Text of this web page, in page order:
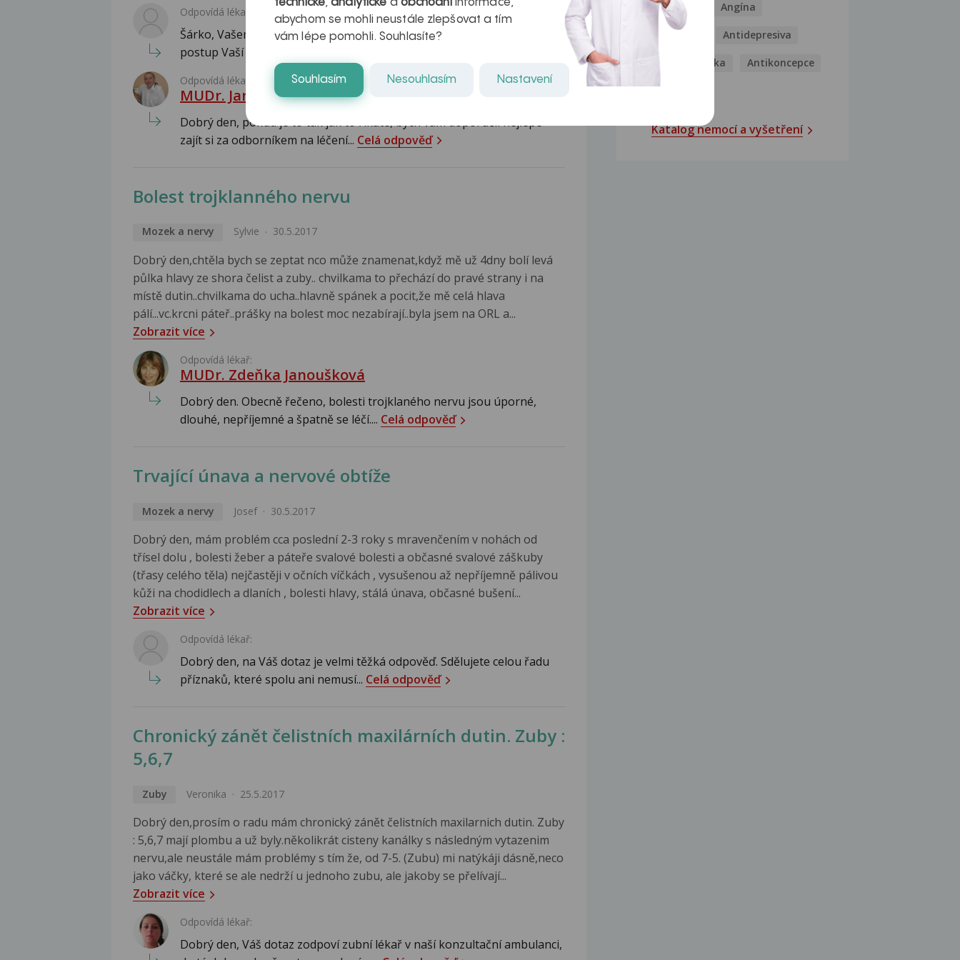
Odpovídá lékař:
Šárko, Vašemu dotazu se bude věnovat specialista zubař. Nicméně
postup Vaší zubařky je velice podivný....
Odpovídá lékař:
MUDr. Jaromír Piskáček
Dobrý den, pokud je to tak jak to říkáte, bych vám doporučil nejlépe
zajít si za odborníkem na léčení... Celá odpověď
Bolest trojklanného nervu
Mozek a nervy Sylvie 30.5.2017
Dobrý den,chtěla bych se zeptat nco může znamenat,když mě už 4dny bolí levá
půlka hlavy ze shora čelist a zuby.. chvilkama to přechází do pravé strany i na
místě dutin..chvilkama do ucha..hlavně spánek a pocit,že mě celá hlava
pálí...vc.krcni páteř..prášky na bolest moc nezabírají..byla jsem na ORL a...
Zobrazit více
Odpovídá lékař:
MUDr. Zdeňka Janoušková
Dobrý den. Obecně řečeno, bolesti trojklaného nervu jsou úporné,
dlouhé, nepříjemné a špatně se léčí.... Celá odpověď
Trvající únava a nervové obtíže
Mozek a nervy Josef 30.5.2017
Dobrý den, mám problém cca poslední 2-3 roky s mravenčením v nohách od
třísel dolu , bolesti žeber a páteře svalové bolesti a občasné svalové záškuby
(třasy celého těla) nejčastěji v očních víčkách , vysušenou až nepříjemně pálivou
kůži na chodidlech a dlaních , bolesti hlavy, stálá únava, občasné bušení...
Zobrazit více
Odpovídá lékař:
Dobrý den, na Váš dotaz je velmi těžká odpověď. Sdělujete celou řadu
příznaků, které spolu ani nemusí... Celá odpověď
Chronický zánět čelistních maxilárních dutin. Zuby :
5,6,7
Zuby Veronika 25.5.2017
Dobrý den,prosím o radu mám chronický zánět čelistních maxilarnich dutin. Zuby
: 5,6,7 mají plombu a už byly.několikrát cisteny kanálky s následným vytazenim
nervu,ale neustále mám problémy s tím že, od 7-5. (Zubu) mi natýkáji dásně,neco
jako váčky, které se ale nedrží u jednoho zubu, ale jakoby se přelívají...
Zobrazit více
Odpovídá lékař:
Dobrý den, Váš dotaz zodpoví zubní lékař v naší konzultační ambulanci,
Analgetika Angína
Antibiotika Antidepresiva
Antihistaminika Antikoncepce
Antivirotika
Katalog nemocí a vyšetření
technické,analytické a obchodníinformace,
abychom se mohli neustále zlepšovat a tím
vám lépe pomohli. Souhlasíte?
Souhlasím Nesouhlasím Nastavení